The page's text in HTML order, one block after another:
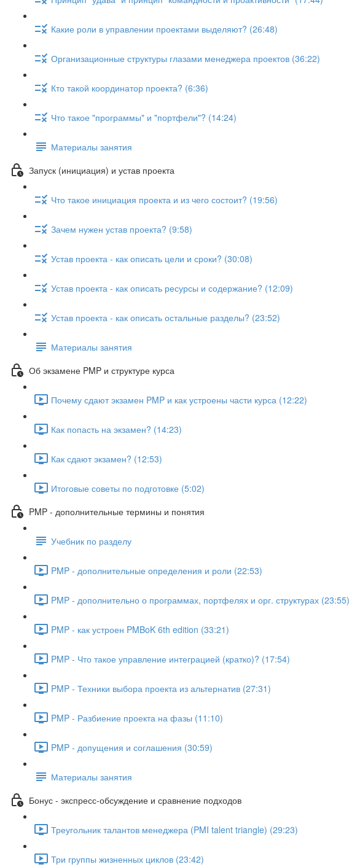
Какие роли в управлении проектами выделяют? (26:48)
Организационные структуры глазами менеджера проектов (36:22)
Кто такой координатор проекта? (6:36)
Что такое "программы" и "портфели"? (14:24)
Материалы занятия
Запуск (инициация) и устав проекта
Что такое инициация проекта и из чего состоит? (19:56)
Зачем нужен устав проекта? (9:58)
Устав проекта - как описать цели и сроки? (30:08)
Устав проекта - как описать ресурсы и содержание? (12:09)
Устав проекта - как описать остальные разделы? (23:52)
Материалы занятия
Об экзамене PMP и структуре курса
Почему сдают экзамен PMP и как устроены части курса (12:22)
Как попасть на экзамен? (14:23)
Как сдают экзамен? (12:53)
Итоговые советы по подготовке (5:02)
PMP - дополнительные термины и понятия
Учебник по разделу
PMP - дополнительные определения и роли (22:53)
PMP - дополнительно о программах, портфелях и орг. структурах (23:55)
PMP - как устроен PMBoK 6th edition (33:21)
PMP - Что такое управление интеграцией (кратко)? (17:54)
PMP - Техники выбора проекта из альтернатив (27:31)
PMP - Разбиение проекта на фазы (11:10)
PMP - допущения и соглашения (30:59)
Материалы занятия
Бонус - экспресс-обсуждение и сравнение подходов
Треугольник талантов менеджера (PMI talent triangle) (29:23)
Три группы жизненных циклов (23:42)